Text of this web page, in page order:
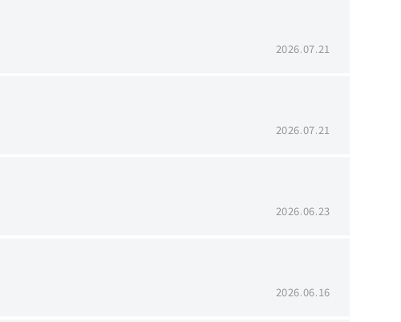
2026.07.21
2026.07.21
2026.06.23
2026.06.16